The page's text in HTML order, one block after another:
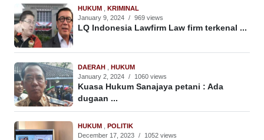
HUKUM , KRIMINAL
January 9, 2024 / 969 views
LQ Indonesia Lawfirm Law firm terkenal ...
DAERAH , HUKUM
January 2, 2024 / 1060 views
Kuasa Hukum Sanajaya petani : Ada
dugaan ...
HUKUM , POLITIK
December 17, 2023 / 1052 views